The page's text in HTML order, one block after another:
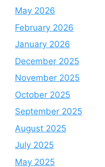
May 2026
February 2026
January 2026
December 2025
November 2025
October 2025
September 2025
August 2025
July 2025
May 2025